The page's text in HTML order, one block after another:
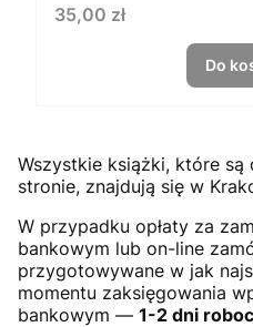
Cena
35,00 zł
Do
Wszystkie książki, które są
stronie, znajdują się w
W przypadku opłaty za
bankowym lub on-line
przygotowywane w jak
momentu zaksięgowania
bankowym — 1-2 dni